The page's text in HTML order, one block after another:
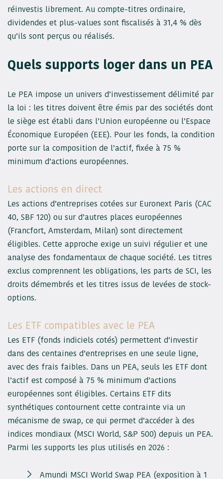
réinvestis librement. Au compte-titres ordinaire,
dividendes et plus-values sont fiscalisés à 31,4 % dès
qu’ils sont perçus ou réalisés.
Quels supports loger dans un PEA
Le PEA impose un univers d’investissement délimité par
la loi : les titres doivent être émis par des sociétés dont
le siège est établi dans l’Union européenne ou l’Espace
Économique Européen (EEE). Pour les fonds, la condition
porte sur la composition de l’actif, fixée à 75 %
minimum d’actions européennes.
Les actions en direct
Les actions d’entreprises cotées sur Euronext Paris (CAC
40, SBF 120) ou sur d’autres places européennes
(Francfort, Amsterdam, Milan) sont directement
éligibles. Cette approche exige un suivi régulier et une
analyse des fondamentaux de chaque société. Les titres
exclus comprennent les obligations, les parts de SCI, les
droits démembrés et les titres issus de levées de stock-
options.
Les ETF compatibles avec le PEA
Les ETF (fonds indiciels cotés) permettent d’investir
dans des centaines d’entreprises en une seule ligne,
avec des frais faibles. Dans un PEA, seuls les ETF dont
l’actif est composé à 75 % minimum d’actions
européennes sont éligibles. Certains ETF dits
synthétiques contournent cette contrainte via un
mécanisme de swap, ce qui permet d’accéder à des
indices mondiaux (MSCI World, S&P 500) depuis un PEA.
Parmi les supports les plus utilisés en 2026 :
Amundi MSCI World Swap PEA (exposition à 1